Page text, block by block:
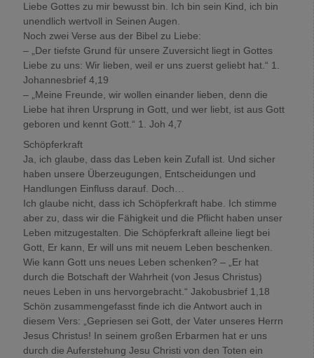
Liebe Gottes zu mir bewusst bin. Ich bin sein Kind, ich bin
unendlich wertvoll in Seinen Augen.
Noch zwei Verse aus der Bibel zu Liebe:
– „Der tiefste Grund für unsere Zuversicht liegt in Gottes
Liebe zu uns: Wir lieben, weil er uns zuerst geliebt hat.“ 1.
Johannesbrief 4,19
– „Meine Freunde, wir wollen einander lieben, denn die
Liebe hat ihren Ursprung in Gott, und wer liebt, ist aus Gott
geboren und kennt Gott.“ 1. Joh 4,7
Schöpferkraft
Ja, ich glaube, dass das Leben kein Zufall ist. Und sicher
haben unsere Überzeugungen, Entscheidungen und
Handlungen Einfluss darauf. Doch…
Ich glaube nicht, dass ich Schöpferkraft habe. Ich stimme
aber zu, dass wir die Fähigkeit und die Pflicht haben unser
Leben mitzugestalten. Die Schöpferkraft alleine liegt bei
Gott, Er kann, Er will uns mit neuem Leben beschenken.
Wie kann Gott uns neues Leben schenken? – „Er hat
durch die Botschaft der Wahrheit (von Jesus Christus)
neues Leben in uns hervorgebracht.“ Jakobusbrief 1,18
Schön zusammengefasst finde ich die Antwort auch in
diesem Vers: „Gepriesen sei Gott, der Vater unseres Herrn
Jesus Christus! In seinem großen Erbarmen hat er uns
durch die Auferstehung Jesu Christi von den Toten ein